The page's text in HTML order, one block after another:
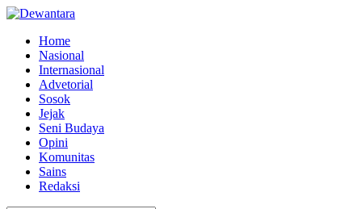
Home
Nasional
Internasional
Advetorial
Sosok
Jejak
Seni Budaya
Opini
Komunitas
Sains
Redaksi